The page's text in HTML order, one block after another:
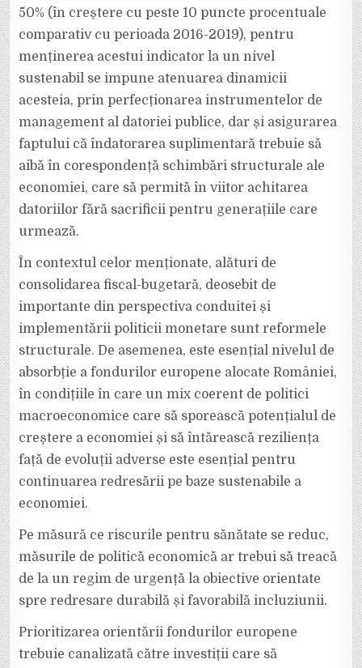
50% (în creștere cu peste 10 puncte procentuale
comparativ cu perioada 2016-2019), pentru
menținerea acestui indicator la un nivel
sustenabil se impune atenuarea dinamicii
acesteia, prin perfecționarea instrumentelor de
management al datoriei publice, dar și asigurarea
faptului că îndatorarea suplimentară trebuie să
aibă în corespondență schimbări structurale ale
economiei, care să permită în viitor achitarea
datoriilor fără sacrificii pentru generațiile care
urmează.
În contextul celor menționate, alături de
consolidarea fiscal-bugetară, deosebit de
importante din perspectiva conduitei și
implementării politicii monetare sunt reformele
structurale. De asemenea, este esențial nivelul de
absorbție a fondurilor europene alocate României,
în condițiile în care un mix coerent de politici
macroeconomice care să sporească potențialul de
creștere a economiei și să întărească reziliența
față de evoluții adverse este esențial pentru
continuarea redresării pe baze sustenabile a
economiei.
Pe măsură ce riscurile pentru sănătate se reduc,
măsurile de politică economică ar trebui să treacă
de la un regim de urgență la obiective orientate
spre redresare durabilă și favorabilă incluziunii.
Prioritizarea orientării fondurilor europene
trebuie canalizată către investiții care să